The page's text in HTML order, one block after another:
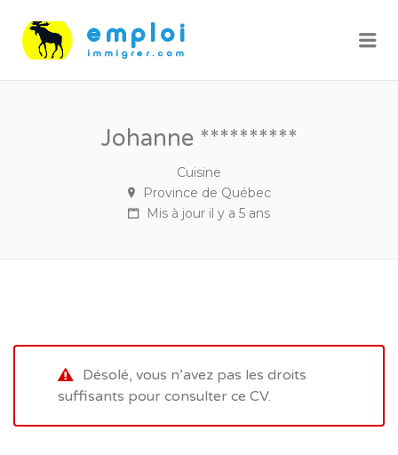
Johanne **********
Cuisine
Province de Québec
Mis à jour il y a 5 ans
Désolé, vous n’avez pas les droits
suffisants pour consulter ce CV.